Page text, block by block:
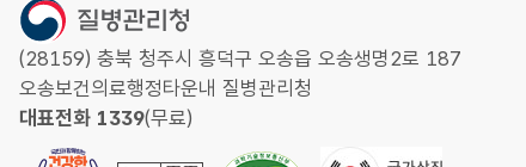
(28159) 충북 청주시 흥덕구 오송읍 오송생명2로 187
오송보건의료행정타운내 질병관리청
대표전화 1339(무료)